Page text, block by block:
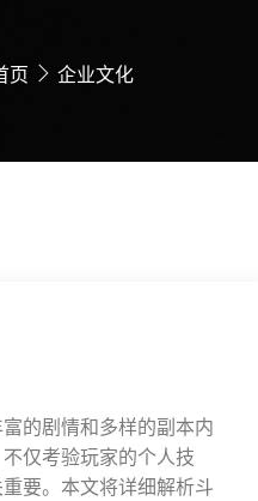
页 企业文化
的剧情和多样的副本内
仅考验玩家的个人技
要。本文将详细解析斗